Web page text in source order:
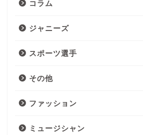
コラム
ジャニーズ
スポーツ選手
その他
ファッション
ミュージシャン